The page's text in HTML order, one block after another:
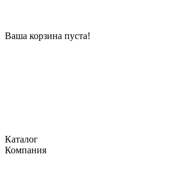
Ваша корзина пуста!
Каталог
Компания